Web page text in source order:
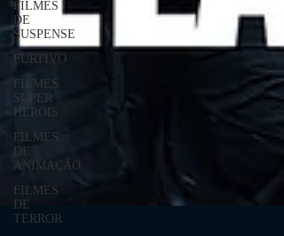
FILMES
DE
SUSPENSE
FURTIVO
FILMES
SUPER
HERÓIS
FILMES
DE
ANIMAÇÃO
FILMES
DE
TERROR